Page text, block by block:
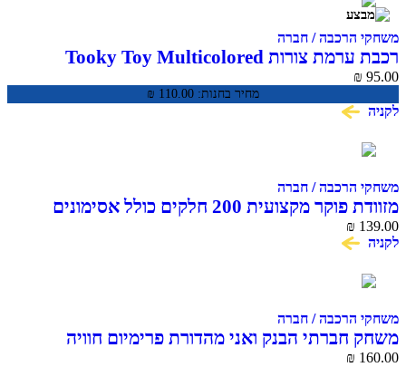
משחקי הרכבה / חברה
רכבת ערמת צורות Tooky Toy Multicolored
Stacking Train TKB383
מחיר בחנות: ₪ 110.00
₪ 95.00
לקניה
משחקי הרכבה / חברה
מזוודת פוקר מקצועית 200 חלקים כולל אסימונים
וקלפים
₪ 139.00
לקניה
משחקי הרכבה / חברה
משחק חברתי הבנק ואני מהדורת פרימיום חוויה
פיננסית לכל המשפחה
₪ 160.00